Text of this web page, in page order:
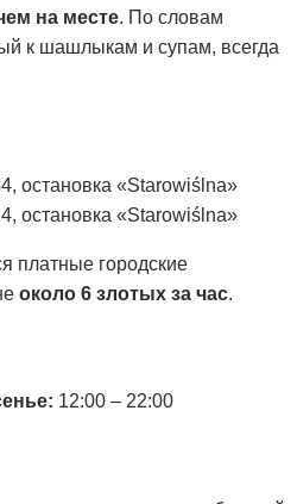
на месте. По словам
к шашлыкам и супам, всегда
остановка «Starowiślna»
остановка «Starowiślna»
платные городские
около 6 злотых за час.
12:00 – 22:00